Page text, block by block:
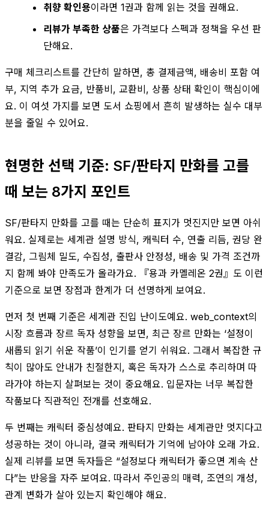
취향 확인용이라면 1권과 함께 읽는 것을 권해요.
리뷰가 부족한 상품은 가격보다 스펙과 정책을 우선 판
단해요.
구매 체크리스트를 간단히 말하면, 총 결제금액, 배송비 포함 여
부, 지역 추가 요금, 반품비, 교환비, 상품 상태 확인이 핵심이에
요. 이 여섯 가지를 보면 도서 쇼핑에서 흔히 발생하는 실수 대부
분을 줄일 수 있어요.
현명한 선택 기준: SF/판타지 만화를 고를
때 보는 8가지 포인트
SF/판타지 만화를 고를 때는 단순히 표지가 멋진지만 보면 아쉬
워요. 실제로는 세계관 설명 방식, 캐릭터 수, 연출 리듬, 권당 완
결감, 그림체 밀도, 수집성, 출판사 안정성, 배송 및 가격 조건까
지 함께 봐야 만족도가 올라가요. 『용과 카멜레온 2권』도 이런
기준으로 보면 장점과 한계가 더 선명하게 보여요.
먼저 첫 번째 기준은 세계관 진입 난이도예요. web_context의
시장 흐름과 장르 독자 성향을 보면, 최근 장르 만화는 ‘설정이
새롭되 읽기 쉬운 작품’이 인기를 얻기 쉬워요. 그래서 복잡한 규
칙이 많아도 안내가 친절한지, 혹은 독자가 스스로 추리하며 따
라가야 하는지 살펴보는 것이 중요해요. 입문자는 너무 복잡한
작품보다 직관적인 전개를 선호해요.
두 번째는 캐릭터 중심성예요. 판타지 만화는 세계관만 멋지다고
성공하는 것이 아니라, 결국 캐릭터가 기억에 남아야 오래 가요.
실제 리뷰를 보면 독자들은 “설정보다 캐릭터가 좋으면 계속 산
다”는 반응을 자주 보여요. 따라서 주인공의 매력, 조연의 개성,
관계 변화가 살아 있는지 확인해야 해요.